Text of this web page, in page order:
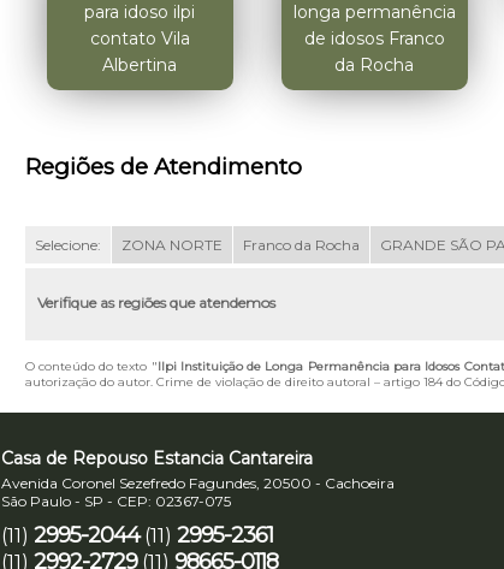
para idoso ilpi
contato Vila
Albertina
longa permanência
de idosos Franco
da Rocha
Regiões de Atendimento
Selecione: ZONA NORTE Franco da Rocha GRANDE SÃO
Verifique as regiões que atendemos
O conteúdo do texto "Ilpi Instituição de Longa Permanência para Idosos
autorização do autor. Crime de violação de direito autoral – artigo 184 do
Casa de Repouso Estancia Cantareira
Avenida Coronel Sezefredo Fagundes, 20500 - Cachoeira
São Paulo - SP - CEP: 02367-075
(11) 2995-2044 (11) 2995-2361
(11) 2992-2729 (11) 98665-0118